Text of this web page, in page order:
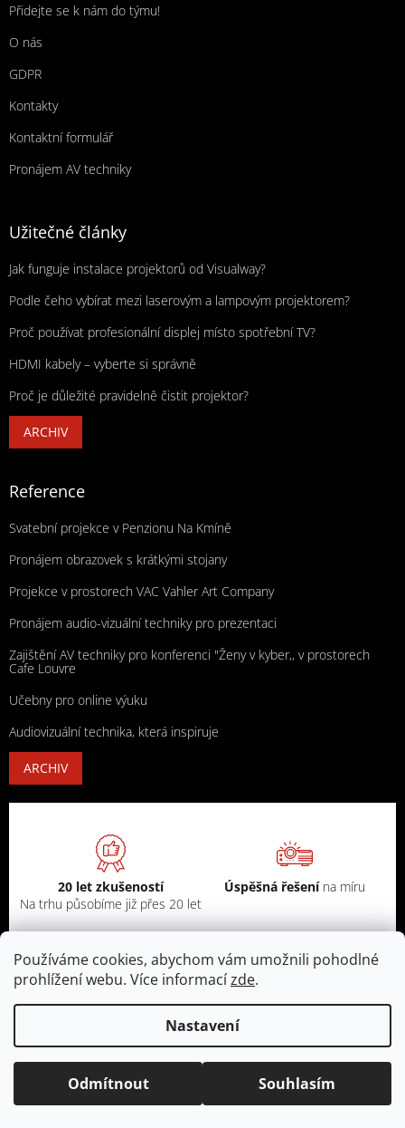
Používáme cookies, abychom vám umožnili pohodlné
prohlížení webu. Více informacízde.
Nastavení
Odmítnout Souhlasím
Přidejte se k nám do týmu!
O nás
GDPR
Kontakty
Kontaktní formulář
Pronájem AV techniky
Užitečné články
Jak funguje instalace projektorů od Visualway?
Podle čeho vybírat mezi laserovým a lampovým projektorem?
Proč používat profesionální displej místo spotřební TV?
HDMI kabely – vyberte si správně
Proč je důležité pravidelně čistit projektor?
ARCHIV
Reference
Svatební projekce v Penzionu Na Kmíně
Pronájem obrazovek s krátkými stojany
Projekce v prostorech VAC Vahler Art Company
Pronájem audio-vizuální techniky pro prezentaci
Zajištění AV techniky pro konferenci "Ženy v kyber,, v prostorech
Cafe Louvre
Učebny pro online výuku
Audiovizuální technika, která inspiruje
ARCHIV
20 let zkušeností
Na trhu působíme již přes 20 let
Úspěšná řešení na míru
Individuální poradenstvíjsmeDodání zdarma